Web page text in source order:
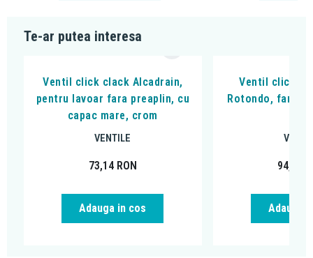
Te-ar putea interesa
Ventil click clack Alcadrain,
pentru lavoar fara preaplin, cu
capac mare, crom
VENTILE
73,14 RON
Adauga in cos
Ventil click-
Rotondo, fara
94,49
Adauga